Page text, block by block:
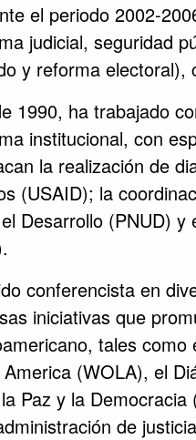
el periodo 2002-
judicial, seguridad
y reforma electoral),
1990, ha trabajado
institucional, con
la realización de
(USAID); la
Desarrollo (PNUD)
conferencista en
iniciativas que
tales
(WOLA), el
Paz y la
de